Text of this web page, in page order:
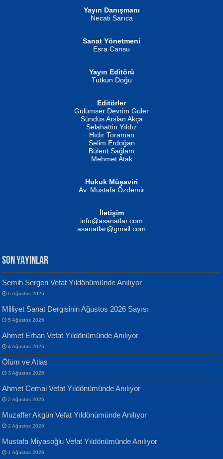
İSMAİL OKUTAN
Erkeklerin Kahrolması Ne Demektir
MUSTAFA KELOĞLU
Yarına İz Bırakmak...
ATİLLA ÖZEN
Sultan Olmadan Önce Eyüp...
Evvel Zaman Tanrıçası...
Yılmaz Ekinci
Geceye Söylenen...
Banu Sancak
Defterimden İçeri...
Yayın Danışmanı
Necati Sarıca
Sanat Yönetmeni
Esra Cansu
Yayın Editörü
Tutkun Doğu
Editörler
Gülümser Devrim Güler
Sündüs Arslan Akça
Selahattin Yıldız
Hıdır Toraman
Selim Erdoğan
Bülent Sağlam
Mehmet Atak
Hukuk Müşaviri
Av. Mustafa Özdemir
İletişim
info@asanatlar.com
asanatlar@gmail.com
SON YAYINLAR
Semih Sergen Vefat Yıldönümünde Anılıyor
6 Ağustos 2026
Milliyet Sanat Dergisinin Ağustos 2026 Sayısı
5 Ağustos 2026
Ahmet Erhan Vefat Yıldönümünde Anılıyor
4 Ağustos 2026
Ölüm ve Atlas
3 Ağustos 2026
Ahmet Cemal Vefat Yıldönümünde Anılıyor
2 Ağustos 2026
Muzaffer Akgün Vefat Yıldönümünde Anılıyor
2 Ağustos 2026
Mustafa Miyasoğlu Vefat Yıldönümünde Anılıyor
1 Ağustos 2026